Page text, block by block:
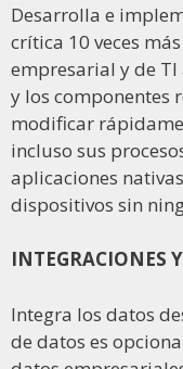
Desarrolla e
crítica 10 veces
empresarial y de
y los componentes
modificar
incluso sus
aplicaciones
dispositivos sin
INTEGRACIONES
Integra los datos
de datos es